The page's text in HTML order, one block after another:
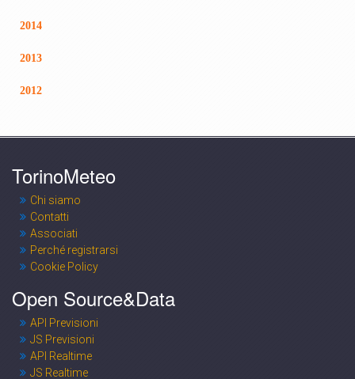
2014
2013
2012
TorinoMeteo
Chi siamo
Contatti
Associati
Perché registrarsi
Cookie Policy
Open Source&Data
API Previsioni
JS Previsioni
API Realtime
JS Realtime